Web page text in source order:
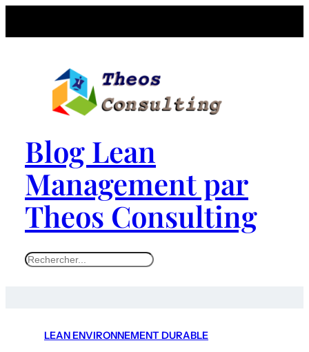
Blog Lean
Management par
Theos Consulting
S
LEAN ENVIRONNEMENT DURABLE